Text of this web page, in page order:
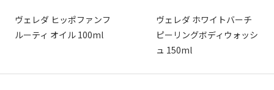
ヴェレダ ヒッポファンフ
ルーティ オイル 100ml
ヴェレダ ホワイトバーチ
ピーリングボディウォッシ
ュ 150ml